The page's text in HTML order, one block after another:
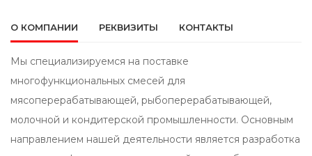
О КОМПАНИИ РЕКВИЗИТЫ КОНТАКТЫ
Мы специализируемся на поставке
многофункциональных смесей для
мясоперерабатывающей, рыбоперерабатывающей,
молочной и кондитерской промышленности. Основным
направлением нашей деятельности является разработка